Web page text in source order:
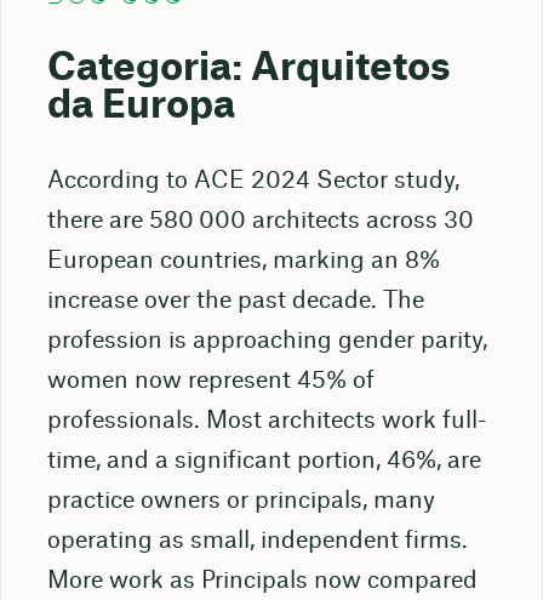
Categoria: Arquitetos
da Europa
According to ACE 2024 Sector study,
there are 580 000 architects across 30
European countries, marking an 8%
increase over the past decade. The
profession is approaching gender parity,
women now represent 45% of
professionals. Most architects work full-
time, and a significant portion, 46%, are
practice owners or principals, many
operating as small, independent firms.
More work as Principals now compared